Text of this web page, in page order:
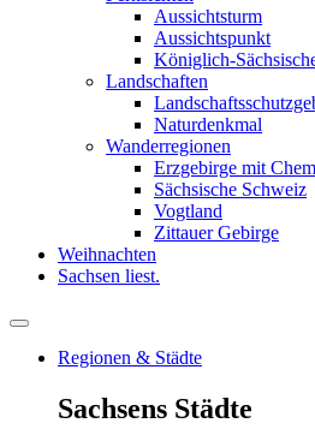
Aussichtsturm
Aussichtspunkt
Königlich-
Landschaften
Naturdenkmal
Wanderregionen
Erzgebirge mit
Sächsische Schweiz
Vogtland
Zittauer Gebirge
Weihnachten
Sachsen liest.
Regionen & Städte
Sachsens Städte